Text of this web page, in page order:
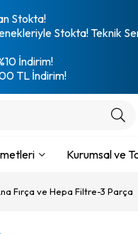
Stokta!
Stokta! Teknik
İndirim!
TL İndirim!
Kurumsal ve
Fırça ve Hepa Filtre-3 Parça